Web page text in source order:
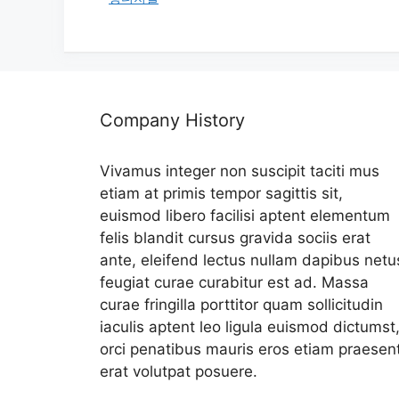
Company History
Vivamus integer non suscipit taciti mus
etiam at primis tempor sagittis sit,
euismod libero facilisi aptent elementum
felis blandit cursus gravida sociis erat
ante, eleifend lectus nullam dapibus
feugiat curae curabitur est ad. Massa
curae fringilla porttitor quam sollicitudin
iaculis aptent leo ligula euismod dictumst,
orci penatibus mauris eros etiam
erat volutpat posuere.